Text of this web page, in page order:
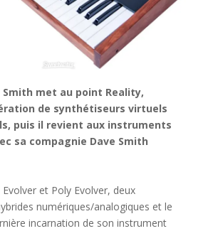
Smith met au point Reality,
de synthétiseurs virtuels
puis il revient aux instruments
sa compagnie Dave Smith
et Poly Evolver, deux
numériques/analogiques et le
incarnation de son instrument